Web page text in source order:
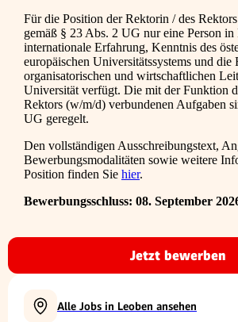
Für die Position der Rektorin / des
gemäß § 23 Abs. 2 UG nur eine Person in
internationale Erfahrung, Kenntnis des
europäischen Universitätssystems und die
organisatorischen und wirtschaftlichen
Universität verfügt. Die mit der Funktion
Rektors (w/m/d) verbundenen Aufgaben
UG geregelt.
Den vollständigen Ausschreibungstext,
Bewerbungsmodalitäten sowie weitere
Position finden Sie hier.
Bewerbungsschluss: 08. September
Jetzt bewerben
Alle Jobs in Leoben ansehen